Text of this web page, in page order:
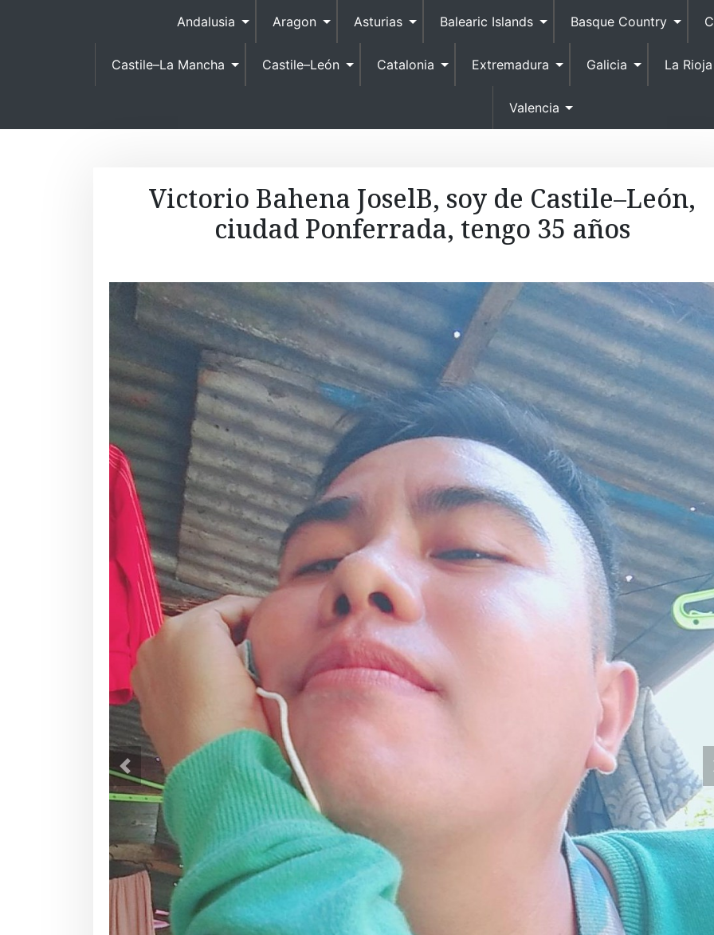
p
o
e
n
t
Andalusia Aragon Asturias Balearic Islands Basque Country
Castile–La Mancha Castile–León Catalonia Extremadura Galicia La Rioja
Valencia
Victorio Bahena JoselB, soy de Castile–León,
ciudad Ponferrada, tengo 35 años